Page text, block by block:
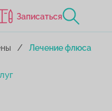
Записаться
Лечение флюса